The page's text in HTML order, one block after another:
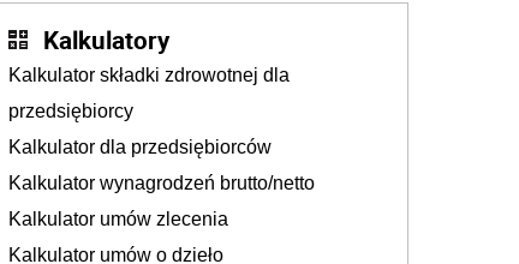
Kalkulatory
Kalkulator składki zdrowotnej dla
przedsiębiorcy
Kalkulator dla przedsiębiorców
Kalkulator wynagrodzeń brutto/netto
Kalkulator umów zlecenia
Kalkulator umów o dzieło